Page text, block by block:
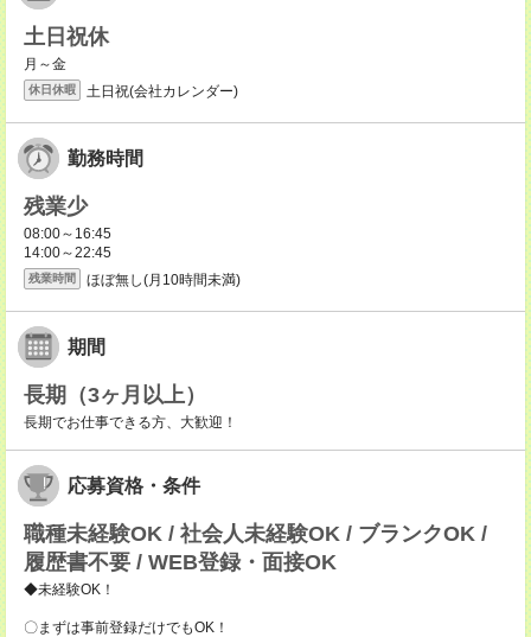
土日祝休
月～金
休日休暇 土日祝(会社カレンダー)
勤務時間
残業少
08:00～16:45
14:00～22:45
残業時間 ほぼ無し(月10時間未満)
期間
長期（3ヶ月以上）
長期でお仕事できる方、大歓迎！
応募資格・条件
職種未経験OK / 社会人未経験OK / ブランクOK /
履歴書不要 / WEB登録・面接OK
◆未経験OK！
〇まずは事前登録だけでもOK！